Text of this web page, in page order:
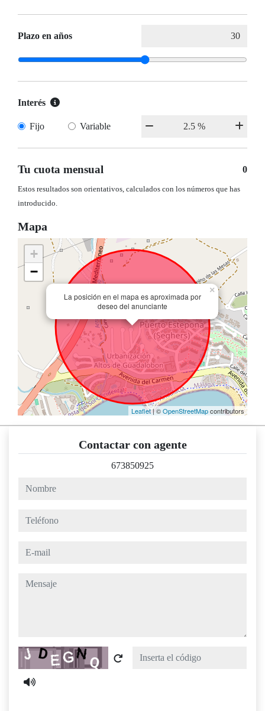
Plazo en años
Interés
Fijo Variable
Tu cuota mensual 0
Estos resultados son orientativos, calculados con los números que has
introducido.
Mapa
La posición en el mapa es aproximada por
deseo del anunciante
×
+
−
Leaflet| ©OpenStreetMapcontributors
Contactar con agente
673850925
nombre
teléfono
e-mail
mensaje
Captcha